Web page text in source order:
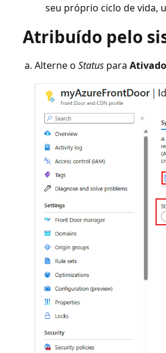
seu próprio ciclo de vida,
Atribuído pelo
Alterne o Status para Ativado